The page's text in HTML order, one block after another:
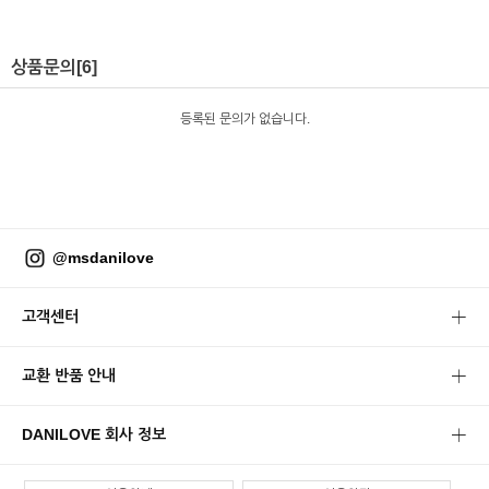
상품문의 [6]
등록된 문의가 없습니다.
@msdanilove
고객센터
교환 반품 안내
DANILOVE 회사 정보